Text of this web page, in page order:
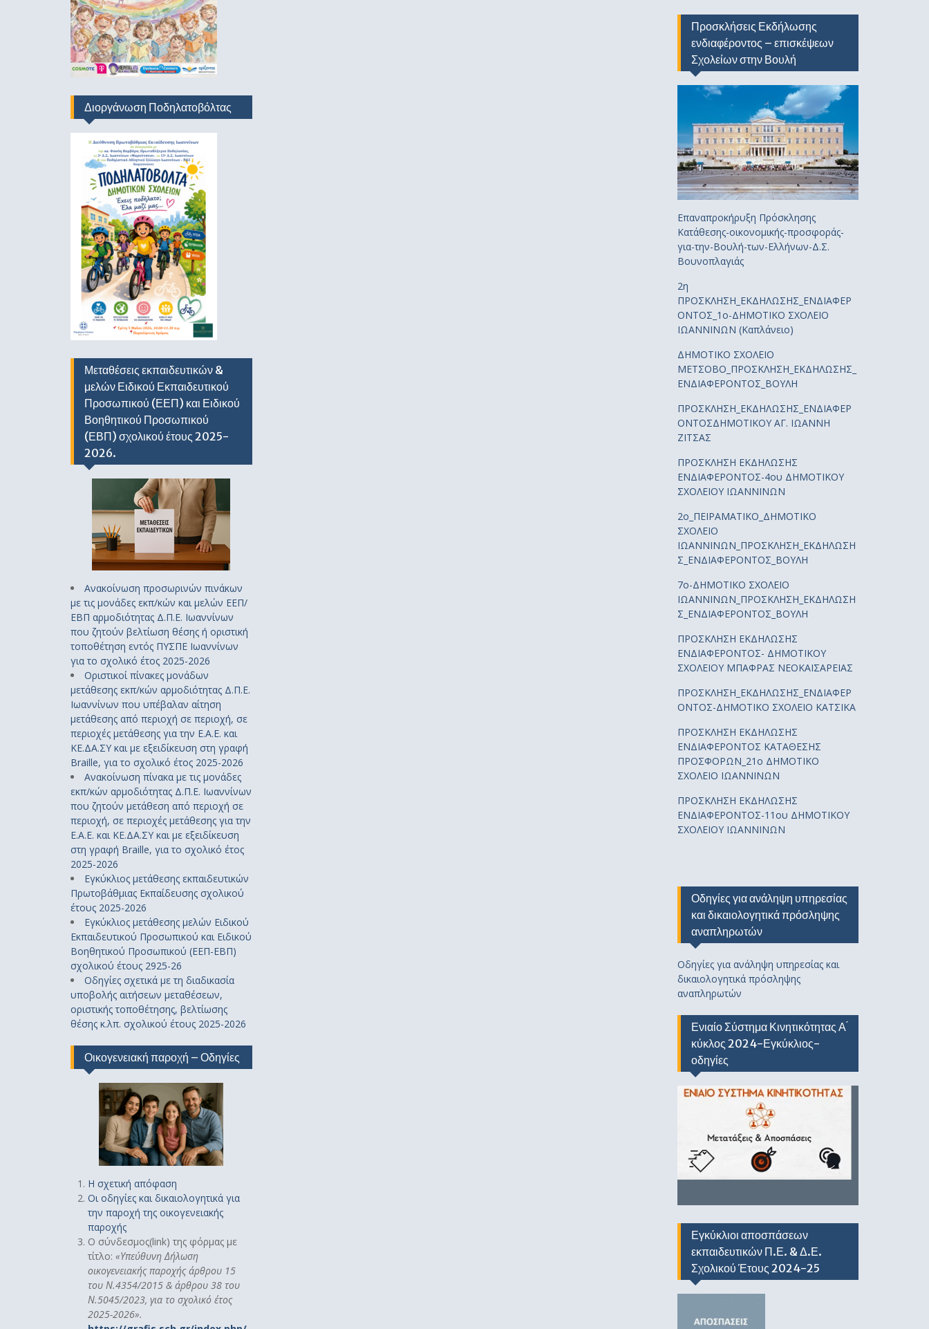
Προσκλήσεις Εκδήλωσης
ενδιαφέροντος – επισκέψεων
Σχολείων στην Βουλή
Επαναπροκήρυξη Πρόσκλησης
Κατάθεσης-οικονομικής-προσφοράς-
για-την-Βουλή-των-Ελλήνων-Δ.Σ.
Βουνοπλαγιάς
2η
ΠΡΟΣΚΛΗΣΗ_ΕΚΔΗΛΩΣΗΣ_ΕΝΔΙΑΦΕΡ
ΟΝΤΟΣ_1ο-ΔΗΜΟΤΙΚΟ ΣΧΟΛΕΙΟ
ΙΩΑΝΝΙΝΩΝ (Καπλάνειο)
ΔΗΜΟΤΙΚΟ ΣΧΟΛΕΙΟ
ΜΕΤΣΟΒΟ_ΠΡΟΣΚΛΗΣΗ_ΕΚΔΗΛΩΣΗΣ_
ΕΝΔΙΑΦΕΡΟΝΤΟΣ_ΒΟΥΛΗ
ΠΡΟΣΚΛΗΣΗ_ΕΚΔΗΛΩΣΗΣ_ΕΝΔΙΑΦΕΡ
ΟΝΤΟΣΔΗΜΟΤΙΚΟΥ ΑΓ. ΙΩΑΝΝΗ
ΖΙΤΣΑΣ
ΠΡΟΣΚΛΗΣΗ ΕΚΔΗΛΩΣΗΣ
ΕΝΔΙΑΦΕΡΟΝΤΟΣ-4ου ΔΗΜΟΤΙΚΟΥ
ΣΧΟΛΕΙΟΥ ΙΩΑΝΝΙΝΩΝ
2ο_ΠΕΙΡΑΜΑΤΙΚΟ_ΔΗΜΟΤΙΚΟ
ΣΧΟΛΕΙΟ
ΙΩΑΝΝΙΝΩΝ_ΠΡΟΣΚΛΗΣΗ_ΕΚΔΗΛΩΣΗ
Σ_ΕΝΔΙΑΦΕΡΟΝΤΟΣ_ΒΟΥΛΗ
7ο-ΔΗΜΟΤΙΚΟ ΣΧΟΛΕΙΟ
ΙΩΑΝΝΙΝΩΝ_ΠΡΟΣΚΛΗΣΗ_ΕΚΔΗΛΩΣΗ
Σ_ΕΝΔΙΑΦΕΡΟΝΤΟΣ_ΒΟΥΛΗ
ΠΡΟΣΚΛΗΣΗ ΕΚΔΗΛΩΣΗΣ
ΕΝΔΙΑΦΕΡΟΝΤΟΣ- ΔΗΜΟΤΙΚΟΥ
ΣΧΟΛΕΙΟΥ ΜΠΑΦΡΑΣ ΝΕΟΚΑΙΣΑΡΕΙΑΣ
ΠΡΟΣΚΛΗΣΗ_ΕΚΔΗΛΩΣΗΣ_ΕΝΔΙΑΦΕΡ
ΟΝΤΟΣ-ΔΗΜΟΤΙΚΟ ΣΧΟΛΕΙΟ ΚΑΤΣΙΚΑ
ΠΡΟΣΚΛΗΣΗ ΕΚΔΗΛΩΣΗΣ
ΕΝΔΙΑΦΕΡΟΝΤΟΣ ΚΑΤΑΘΕΣΗΣ
ΠΡΟΣΦΟΡΩΝ_21ο ΔΗΜΟΤΙΚΟ
ΣΧΟΛΕΙΟ ΙΩΑΝΝΙΝΩΝ
ΠΡΟΣΚΛΗΣΗ ΕΚΔΗΛΩΣΗΣ
ΕΝΔΙΑΦΕΡΟΝΤΟΣ-11ου ΔΗΜΟΤΙΚΟΥ
ΣΧΟΛΕΙΟΥ ΙΩΑΝΝΙΝΩΝ
Οδηγίες για ανάληψη υπηρεσίας
και δικαιολογητικά πρόσληψης
αναπληρωτών
Οδηγίες για ανάληψη υπηρεσίας και
δικαιολογητικά πρόσληψης
αναπληρωτών
Ενιαίο Σύστημα Κινητικότητας Α ́
κύκλος 2024-Εγκύκλιος-
οδηγίες
Εγκύκλιοι αποσπάσεων
εκπαιδευτικών Π.Ε. & Δ.Ε.
Σχολικού Έτους 2024-25
Διοργάνωση Ποδηλατοβόλτας
Μεταθέσεις εκπαιδευτικών &
μελών Ειδικού Εκπαιδευτικού
Προσωπικού (ΕΕΠ) και Ειδικού
Βοηθητικού Προσωπικού
(ΕΒΠ) σχολικού έτους 2025-
2026.
Ανακοίνωση προσωρινών πινάκων
με τις μονάδες εκπ/κών και μελών ΕΕΠ/
ΕΒΠ αρμοδιότητας Δ.Π.Ε. Ιωαννίνων
που ζητούν βελτίωση θέσης ή οριστική
τοποθέτηση εντός ΠΥΣΠΕ Ιωαννίνων
για το σχολικό έτος 2025-2026
Οριστικοί πίνακες μονάδων
μετάθεσης εκπ/κών αρμοδιότητας Δ.Π.Ε.
Ιωαννίνων που υπέβαλαν αίτηση
μετάθεσης από περιοχή σε περιοχή, σε
περιοχές μετάθεσης για την Ε.Α.Ε. και
ΚΕ.ΔΑ.ΣΥ και με εξειδίκευση στη γραφή
Braille, για το σχολικό έτος 2025-2026
Ανακοίνωση πίνακα με τις μονάδες
εκπ/κών αρμοδιότητας Δ.Π.Ε. Ιωαννίνων
που ζητούν μετάθεση από περιοχή σε
περιοχή, σε περιοχές μετάθεσης για την
Ε.Α.Ε. και ΚΕ.ΔΑ.ΣΥ και με εξειδίκευση
στη γραφή Braille, για το σχολικό έτος
2025-2026
Εγκύκλιος μετάθεσης εκπαιδευτικών
Πρωτοβάθμιας Εκπαίδευσης σχολικού
έτους 2025-2026
Εγκύκλιος μετάθεσης μελών Ειδικού
Εκπαιδευτικού Προσωπικού και Ειδικού
Βοηθητικού Προσωπικού (ΕΕΠ-ΕΒΠ)
σχολικού έτους 2925-26
Οδηγίες σχετικά με τη διαδικασία
υποβολής αιτήσεων μεταθέσεων,
οριστικής τοποθέτησης, βελτίωσης
θέσης κ.λπ. σχολικού έτους 2025-2026
Οικογενειακή παροχή – Οδηγίες
Η σχετική απόφαση
Οι οδηγίες και δικαιολογητικά για
την παροχή της οικογενειακής
παροχής
Ο σύνδεσμος(link) της φόρμας με
τίτλο: «Υπεύθυνη Δήλωση
οικογενειακής παροχής άρθρου 15
του Ν.4354/2015 & άρθρου 38 του
Ν.5045/2023, για το σχολικό έτος
2025-2026».